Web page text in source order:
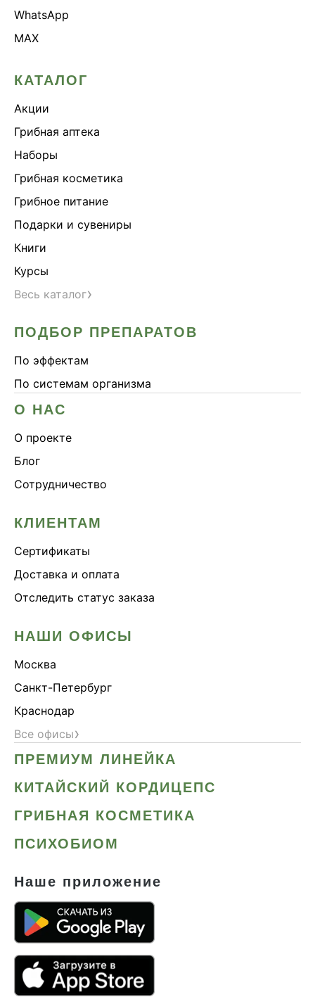
WhatsApp
MAX
КАТАЛОГ
Акции
Грибная аптека
Наборы
Грибная косметика
Грибное питание
Подарки и сувениры
Книги
Курсы
Весь каталог›
ПОДБОР ПРЕПАРАТОВ
По эффектам
По системам организма
О НАС
О проекте
Блог
Сотрудничество
КЛИЕНТАМ
Сертификаты
Доставка и оплата
Отследить статус заказа
НАШИ ОФИСЫ
Москва
Санкт-Петербург
Краснодар
Все офисы›
ПРЕМИУМ ЛИНЕЙКА
КИТАЙСКИЙ КОРДИЦЕПС
ГРИБНАЯ КОСМЕТИКА
ПСИХОБИОМ
Наше приложение